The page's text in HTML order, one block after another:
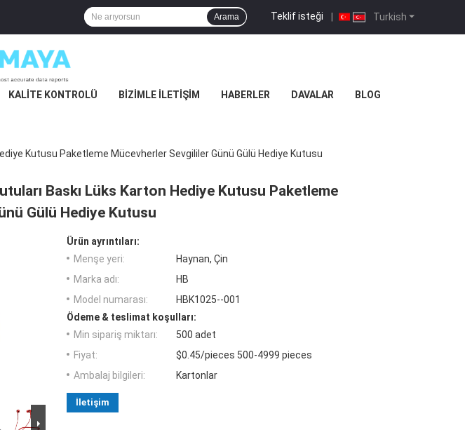
Turkish
Teklif isteği |
Arama
KALITE KONTROLÜ BIZIMLE İLETIŞIM HABERLER DAVALAR BLOG
Kutusu Paketleme Mücevherler Sevgililer Günü Gülü Hediye Kutusu
Baskı Lüks Karton Hediye Kutusu Paketleme
Gülü Hediye Kutusu
Ürün ayrıntıları:
Menşe yeri:
Haynan, Çin
Marka adı:
HB
Model numarası:
HBK1025--001
Ödeme & teslimat koşulları:
Min sipariş miktarı:
500 adet
Fiyat:
$0.45/pieces 500-4999 pieces
Ambalaj bilgileri:
Kartonlar
İletişim